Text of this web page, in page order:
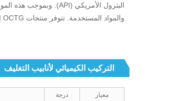
والمواد المستخدمة. تتوفر منتجات OCTG إما ملحومة أو غير ملحومة، وبأحجام وأطوال مختلفة. تقدم شركة Bestar Steel كلا النوعين.
التركيب الكيميائي لأنابيب التغليف
معيار درجة